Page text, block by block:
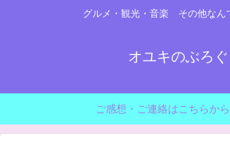
グルメ・観光・音楽 その他なん
オユキのぶろぐ
ご感想・ご連絡はこちらか